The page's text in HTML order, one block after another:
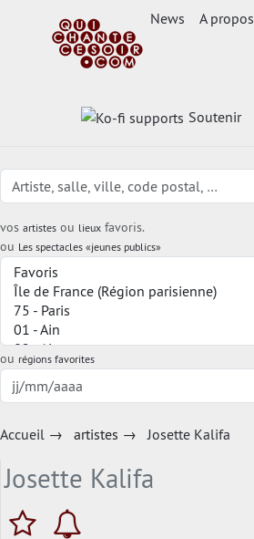
News A propos
Soutenir
vos artistes ou lieux favoris.
ou Les spectacles «jeunes publics»
ou régions favorites
Accueil → artistes → Josette Kalifa
Josette Kalifa